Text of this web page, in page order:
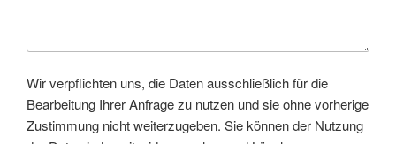
Wir verpflichten uns, die Daten ausschließlich für die
Bearbeitung Ihrer Anfrage zu nutzen und sie ohne vorherige
Zustimmung nicht weiterzugeben. Sie können der Nutzung